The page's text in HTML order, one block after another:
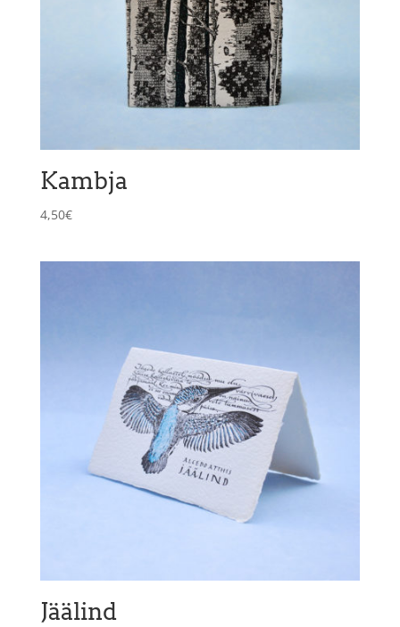
Kambja
4,50€
Jäälind